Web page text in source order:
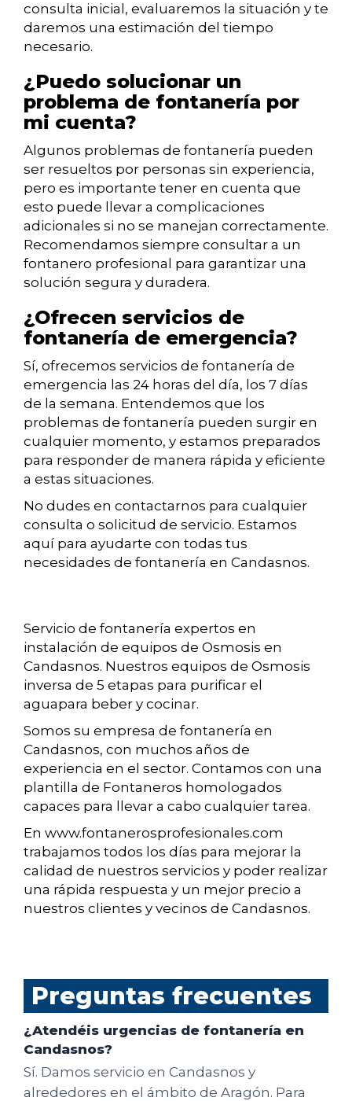
consulta inicial, evaluaremos la situación y te
daremos una estimación del tiempo
necesario.
¿Puedo solucionar un
problema de fontanería por
mi cuenta?
Algunos problemas de fontanería pueden
ser resueltos por personas sin experiencia,
pero es importante tener en cuenta que
esto puede llevar a complicaciones
adicionales si no se manejan correctamente.
Recomendamos siempre consultar a un
fontanero profesional para garantizar una
solución segura y duradera.
¿Ofrecen servicios de
fontanería de emergencia?
Sí, ofrecemos servicios de fontanería de
emergencia las 24 horas del día, los 7 días
de la semana. Entendemos que los
problemas de fontanería pueden surgir en
cualquier momento, y estamos preparados
para responder de manera rápida y eficiente
a estas situaciones.
No dudes en contactarnos para cualquier
consulta o solicitud de servicio. Estamos
aquí para ayudarte con todas tus
necesidades de fontanería en Candasnos.
Servicio de fontanería expertos en
instalación de equipos de Osmosis en
Candasnos. Nuestros equipos de Osmosis
inversa de 5 etapas para purificar el
aguapara beber y cocinar.
Somos su empresa de fontanería en
Candasnos, con muchos años de
experiencia en el sector. Contamos con una
plantilla de Fontaneros homologados
capaces para llevar a cabo cualquier tarea.
En www.fontanerosprofesionales.com
trabajamos todos los días para mejorar la
calidad de nuestros servicios y poder realizar
una rápida respuesta y un mejor precio a
nuestros clientes y vecinos de Candasnos.
Preguntas frecuentes
¿Atendéis urgencias de fontanería en
Candasnos?
Sí. Damos servicio en Candasnos y
alrededores en el ámbito de Aragón. Para